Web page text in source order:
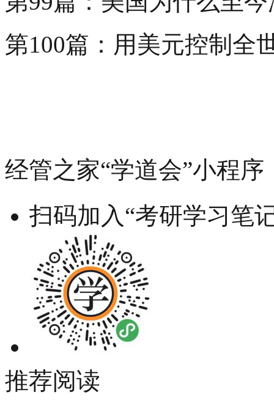
第100篇：用美元控制全
经管之家“学道会”小程序
扫码加入“考研学习笔
推荐阅读